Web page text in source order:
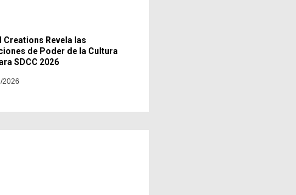
Creations Revela las
de Poder de la Cultura
SDCC 2026
2026